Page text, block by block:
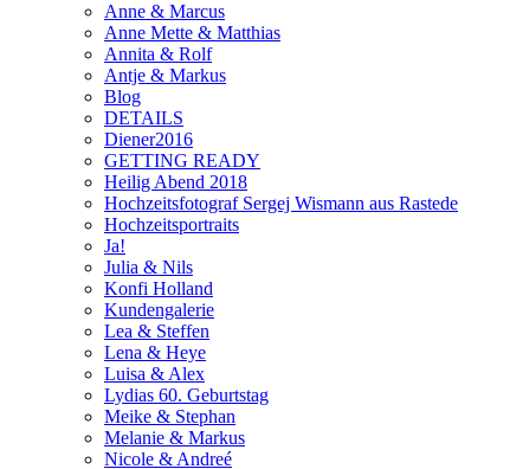
Anne & Marcus
Anne Mette & Matthias
Annita & Rolf
Antje & Markus
Blog
DETAILS
Diener2016
GETTING READY
Heilig Abend 2018
Hochzeitsfotograf Sergej Wismann aus Rastede
Hochzeitsportraits
Ja!
Julia & Nils
Konfi Holland
Kundengalerie
Lea & Steffen
Lena & Heye
Luisa & Alex
Lydias 60. Geburtstag
Meike & Stephan
Melanie & Markus
Nicole & Andreé